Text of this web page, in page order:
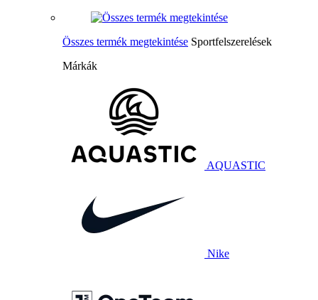
Összes termék megtekintése Sportfelszerelések
Márkák
AQUASTIC
Nike